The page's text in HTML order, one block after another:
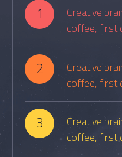
1
Creative
coffee, first
2
Creative
coffee, first
3
Creative
coffee, first